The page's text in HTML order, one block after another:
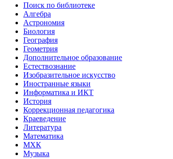
Поиск по библиотеке
Алгебра
Астрономия
Биология
География
Геометрия
Дополнительное образование
Естествознание
Изобразительное искусство
Иностранные языки
Информатика и ИКТ
История
Коррекционная педагогика
Краеведение
Литература
Математика
МХК
Музыка